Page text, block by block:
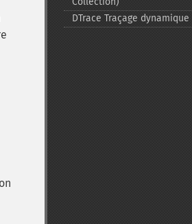
DTrace Traçage dynamique